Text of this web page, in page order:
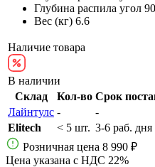
Глубина распила угол
Вес (кг) 6.6
Наличие товара
В наличии
Склад
Кол-во Срок
Лайнтулс -
-
Elitech
< 5 шт. 3-6 раб. дня
Розничная цена 8 990 ₽
Цена указана с НДС 22%